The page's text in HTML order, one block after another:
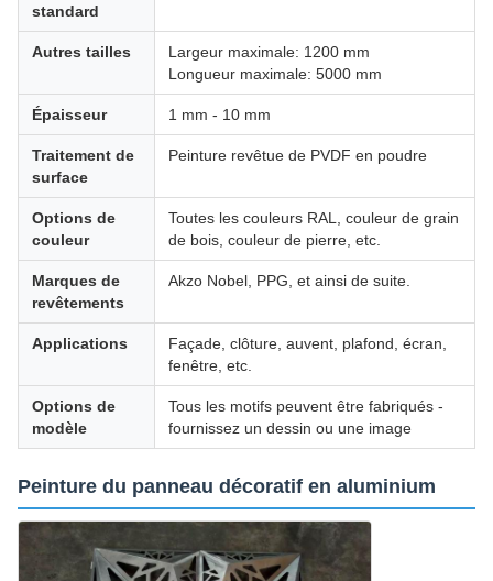
standard
Autres tailles
Largeur maximale: 1200 mm
Longueur maximale: 5000 mm
Épaisseur 1 mm - 10 mm
Traitement de
surface
Peinture revêtue de PVDF en poudre
Options de
couleur
Toutes les couleurs RAL, couleur de grain
de bois, couleur de pierre, etc.
Marques de
revêtements
Akzo Nobel, PPG, et ainsi de suite.
Applications
Façade, clôture, auvent, plafond, écran,
fenêtre, etc.
Options de
modèle
Tous les motifs peuvent être fabriqués -
fournissez un dessin ou une image
Peinture du panneau décoratif en aluminium